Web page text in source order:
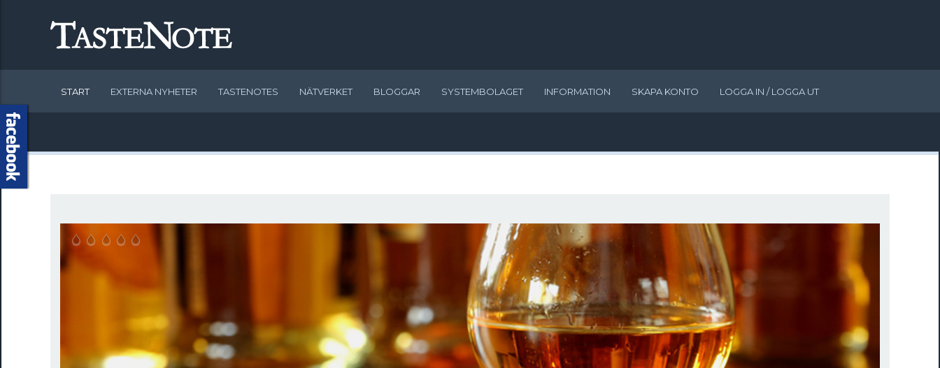
START EXTERNA NYHETER TASTENOTES NÄTVERKET BLOGGAR SYSTEMBOLAGET INFORMATION SKAPA KONTO LOGGA IN / LOGGA UT